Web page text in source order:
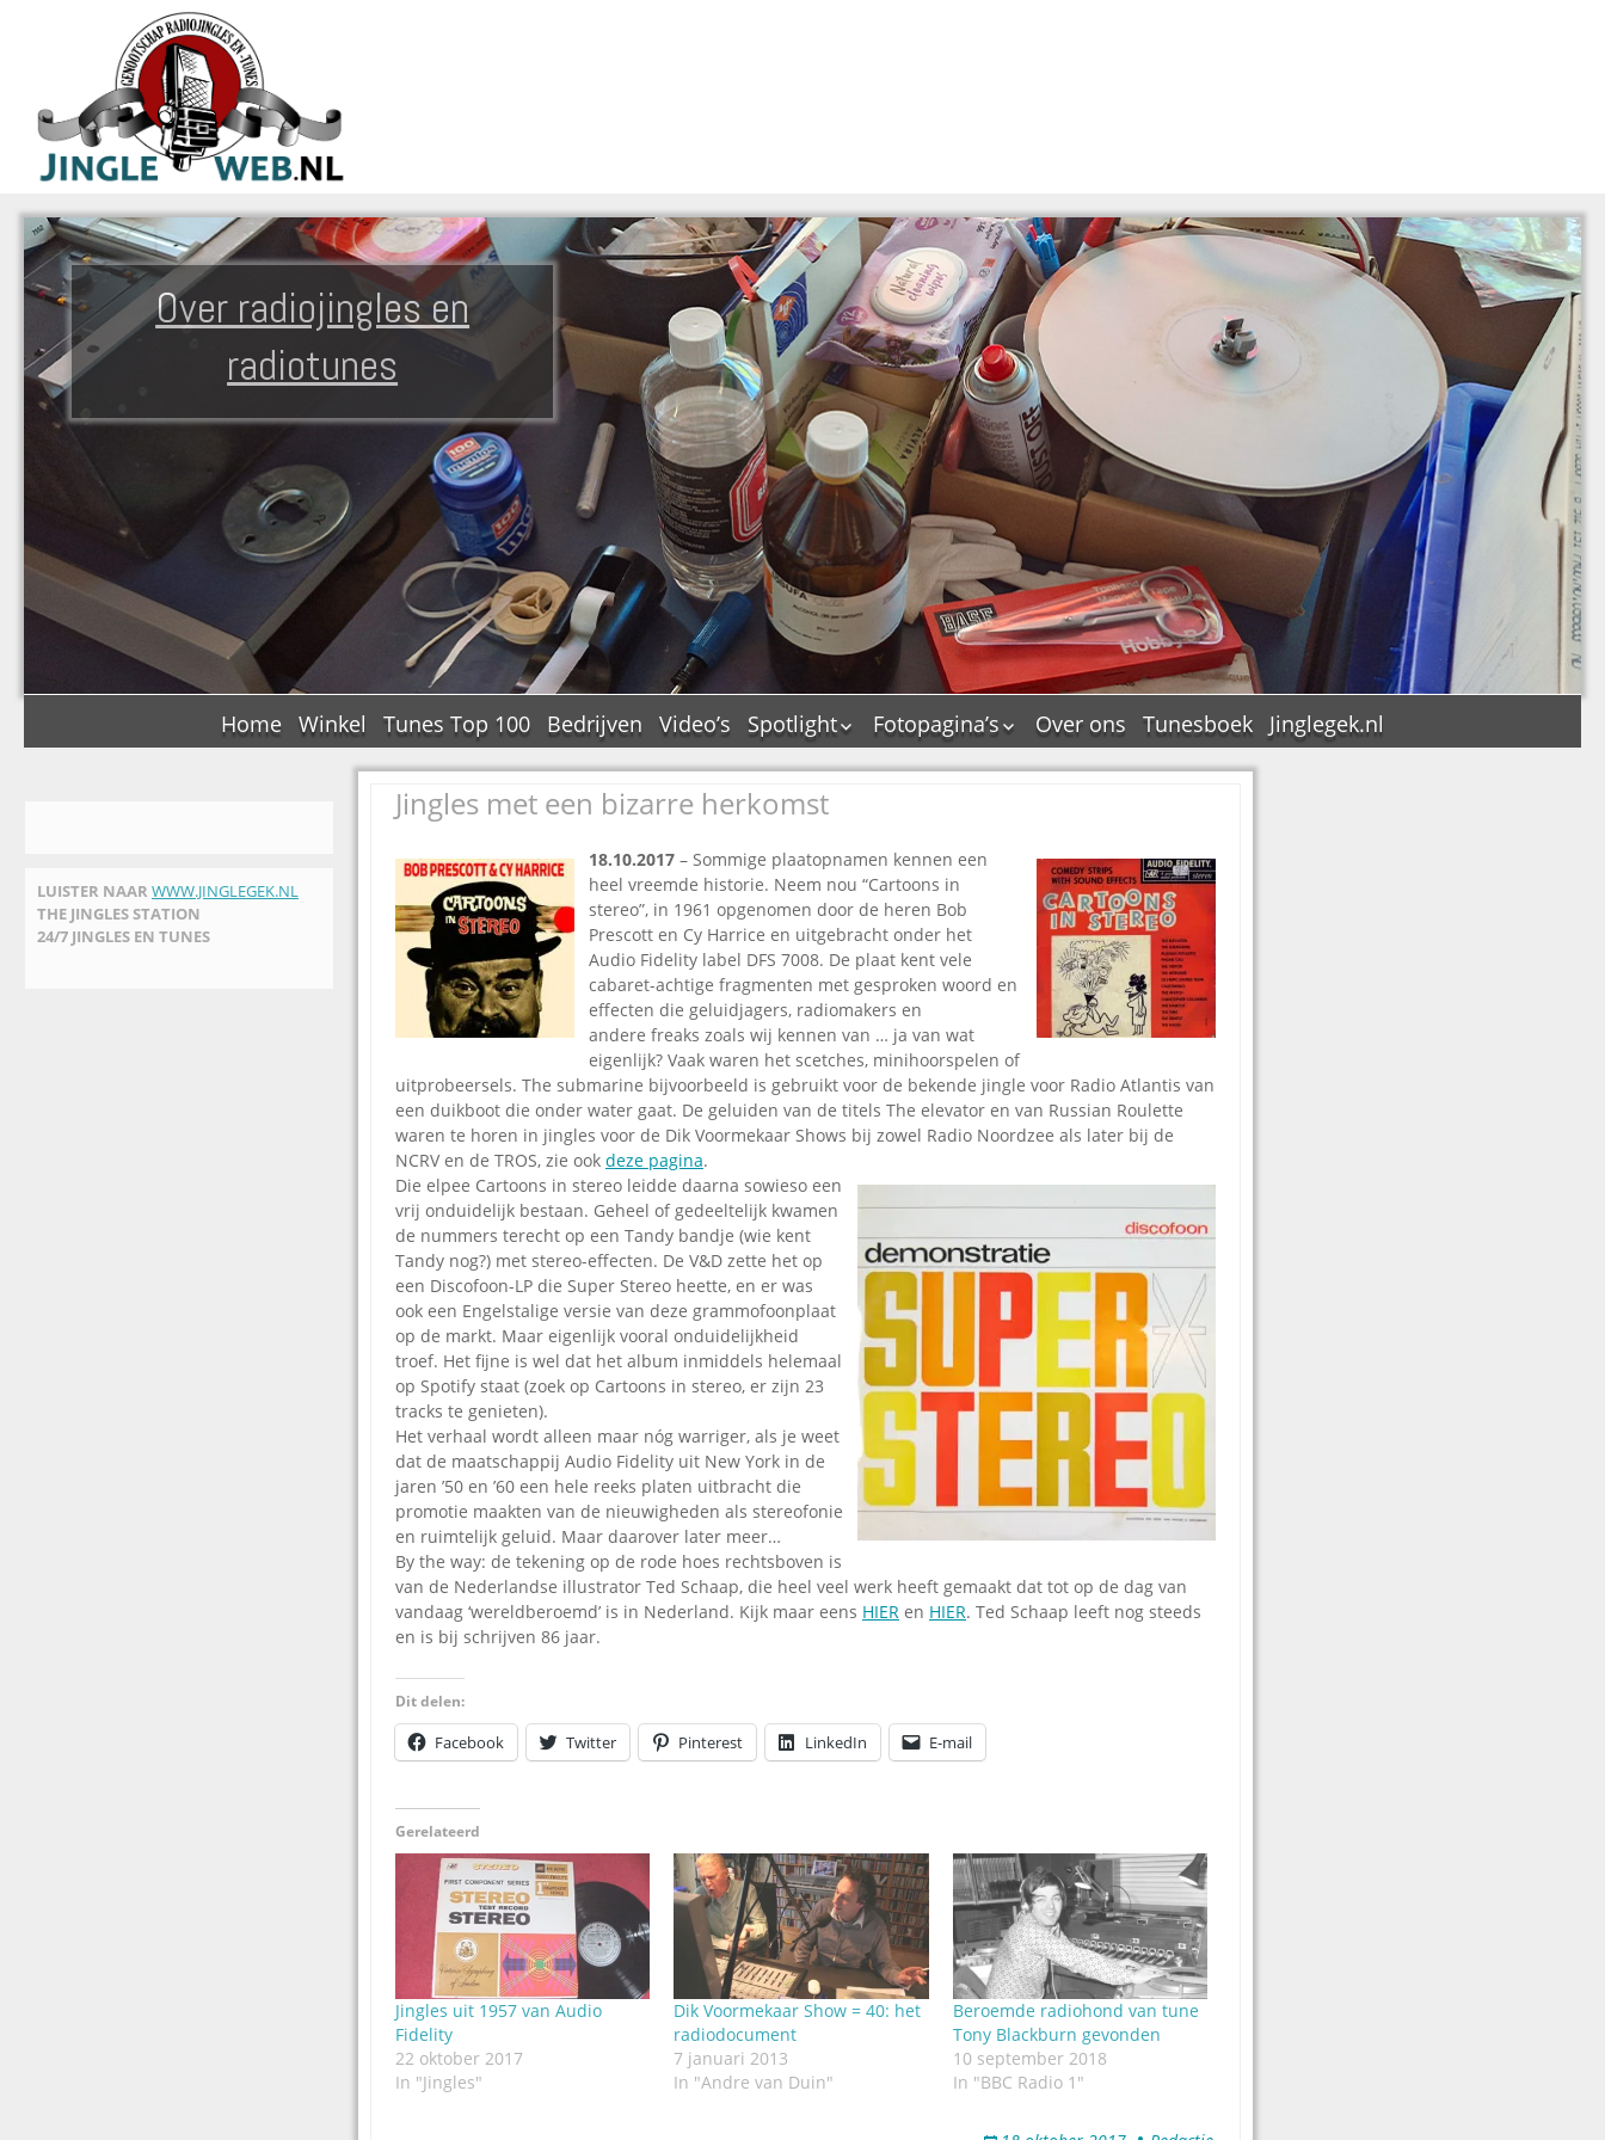
Over radiojingles en
radiotunes
Home Winkel Tunes Top 100 Bedrijven Video’s
Spotlight
De Tourflitsjingle –
Jingledemo’s en hun
Dallas jingle city
De Tourtune
Ferry Maat 65
Ferry Maat interview
Jingle Awards
Jingle NIEUW
Omroepbanden
Stoomfluit Klaas
Vaak
Uitvinding
jinglecassette
Fotopagina’s
JAM in pictures
Pepper & Tanner in
pictures
Top Format in
pictures
Dik Voormekaar in
foto’s
Over ons Tunesboek Jinglegek.nl
LUISTER NAAR WWW.JINGLEGEK.NL
THE JINGLES STATION
24/7 JINGLES EN TUNES
Jingles met een bizarre herkomst
18.10.2017 – Sommige plaatopnamen kennen een
heel vreemde historie. Neem nou “Cartoons in
stereo”, in 1961 opgenomen door de heren Bob
Prescott en Cy Harrice en uitgebracht onder het
Audio Fidelity ‎label DFS 7008. De plaat kent vele
cabaret-achtige fragmenten met gesproken woord en
effecten die geluidjagers, radiomakers en
andere freaks zoals wij kennen van … ja van wat
eigenlijk? Vaak waren het scetches, minihoorspelen of
uitprobeersels. The submarine bijvoorbeeld is gebruikt voor de bekende jingle voor Radio Atlantis van
een duikboot die onder water gaat. De geluiden van de titels The elevator en van Russian Roulette
waren te horen in jingles voor de Dik Voormekaar Shows bij zowel Radio Noordzee als later bij de
NCRV en de TROS, zie ook deze pagina.
Die elpee Cartoons in stereo leidde daarna sowieso een
vrij onduidelijk bestaan. Geheel of gedeeltelijk kwamen
de nummers terecht op een Tandy bandje (wie kent
Tandy nog?) met stereo-effecten. De V&D zette het op
een Discofoon-LP die Super Stereo heette, en er was
ook een Engelstalige versie van deze grammofoonplaat
op de markt. Maar eigenlijk vooral onduidelijkheid
troef. Het fijne is wel dat het album inmiddels helemaal
op Spotify staat (zoek op Cartoons in stereo, er zijn 23
tracks te genieten).
Het verhaal wordt alleen maar nóg warriger, als je weet
dat de maatschappij Audio Fidelity uit New York in de
jaren ’50 en ’60 een hele reeks platen uitbracht die
promotie maakten van de nieuwigheden als stereofonie
en ruimtelijk geluid. Maar daarover later meer…
By the way: de tekening op de rode hoes rechtsboven is
van de Nederlandse illustrator Ted Schaap, die heel veel werk heeft gemaakt dat tot op de dag van
vandaag ‘wereldberoemd’ is in Nederland. Kijk maar eens HIER en HIER. Ted Schaap leeft nog steeds
en is bij schrijven 86 jaar.
Dit delen:
Facebook Twitter Pinterest LinkedIn E-mail
Gerelateerd
Jingles uit 1957 van Audio
Fidelity
22 oktober 2017
In "Jingles"
Dik Voormekaar Show = 40: het
radiodocument
7 januari 2013
In "Andre van Duin"
Beroemde radiohond van tune
Tony Blackburn gevonden
10 september 2018
In "BBC Radio 1"